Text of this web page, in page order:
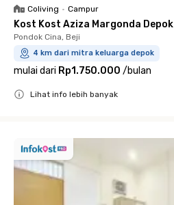
Coliving • Campur
Kost Kost Aziza Margonda Depok
Pondok Cina, Beji
4 km dari mitra keluarga depok
mulai dari Rp1.750.000 /bulan
Lihat info lebih banyak